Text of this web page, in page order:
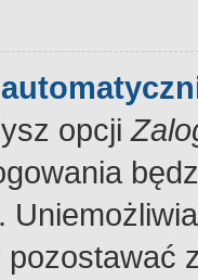
opcji
pozostawać